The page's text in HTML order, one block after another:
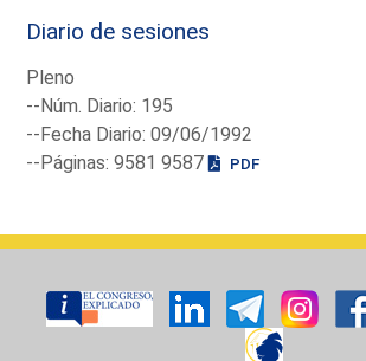
Diario de sesiones
Pleno
--Núm. Diario: 195
--Fecha Diario: 09/06/1992
--Páginas: 9581 9587
PDF